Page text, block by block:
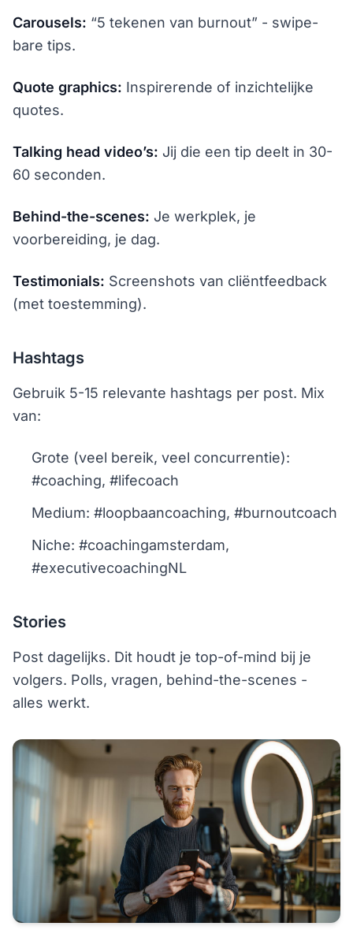
Carousels: “5 tekenen van burnout” - swipe-
bare tips.
Quote graphics: Inspirerende of inzichtelijke
quotes.
Talking head video’s: Jij die een tip deelt in 30-
60 seconden.
Behind-the-scenes: Je werkplek, je
voorbereiding, je dag.
Testimonials: Screenshots van cliëntfeedback
(met toestemming).
Hashtags
Gebruik 5-15 relevante hashtags per post. Mix
van:
Grote (veel bereik, veel concurrentie):
#coaching, #lifecoach
Medium: #loopbaancoaching, #burnoutcoach
Niche: #coachingamsterdam,
#executivecoachingNL
Stories
Post dagelijks. Dit houdt je top-of-mind bij je
volgers. Polls, vragen, behind-the-scenes -
alles werkt.